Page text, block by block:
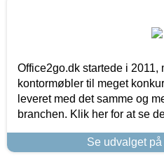
Office2go.dk startede i 2011,
kontormøbler til meget
leveret med det samme og
branchen. Klik her for at se
Se udvalget